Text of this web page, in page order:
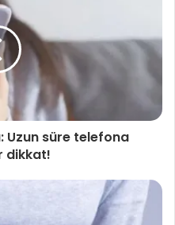
diğer insanları korumak
yayılmaması
bir tedbir ama onun
olmayan kişilerin artık
görüyoruz.
dedi.
Uzun süre telefona
dikkat!